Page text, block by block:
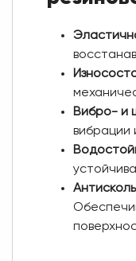
Вибро- и
вибрации